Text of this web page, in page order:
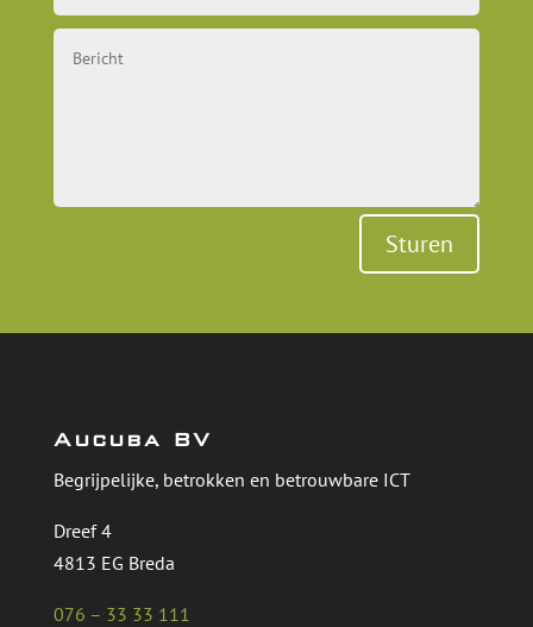
Sturen
Aucuba BV
Begrijpelijke, betrokken en betrouwbare ICT
Dreef 4
4813 EG Breda
076 – 33 33 111